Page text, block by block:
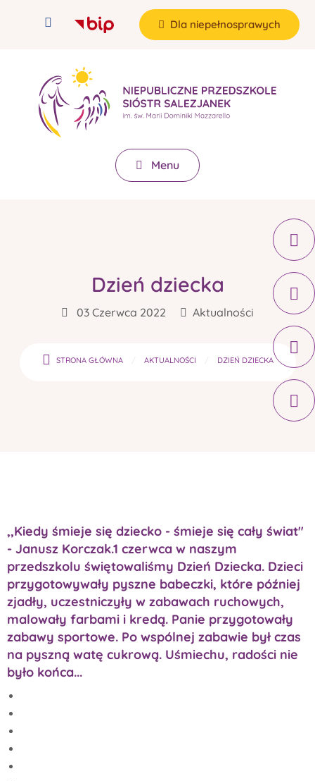
Dla niepełnosprawych
Menu
Dzień dziecka
03 Czerwca 2022 Aktualności
STRONA GŁÓWNA AKTUALNOŚCI DZIEŃ DZIECKA
,,Kiedy śmieje się dziecko - śmieje się cały świat"
- Janusz Korczak.1 czerwca w naszym
przedszkolu świętowaliśmy Dzień Dziecka. Dzieci
przygotowywały pyszne babeczki, które później
zjadły, uczestniczyły w zabawach ruchowych,
malowały farbami i kredą. Panie przygotowały
zabawy sportowe. Po wspólnej zabawie był czas
na pyszną watę cukrową. Uśmiechu, radości nie
było końca...